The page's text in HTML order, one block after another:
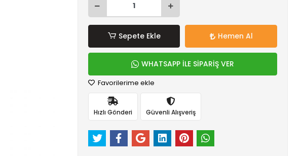
Sepete Ekle Hemen Al
WHATSAPP İLE SİPARİŞ VER
Favorilerime ekle
Hızlı Gönderi Güvenli Alışveriş